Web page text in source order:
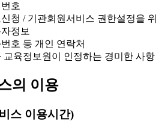
호
청 / 기관회원서비스 권한설정을 위
정보
호 등 개인 연락처
육정보원이 인정하는 경미한 사항
의 이용
스 이용시간)